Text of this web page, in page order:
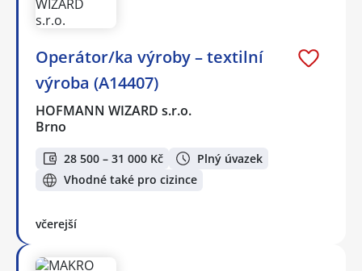
Operátor/ka výroby – textilní
výroba (A14407)
HOFMANN WIZARD s.r.o.
Brno
28 500 – 31 000 Kč
Plný úvazek
Vhodné také pro cizince
včerejší